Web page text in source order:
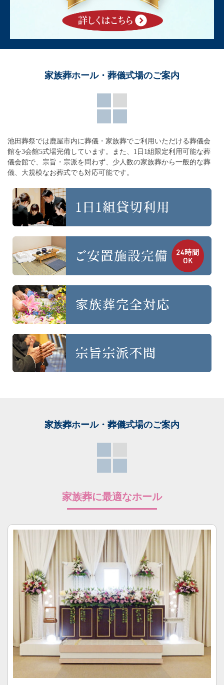
家族葬ホール・葬儀式場のご案内
池田葬祭では鹿屋市内に葬儀・家族葬でご利用いただける葬儀会
館を3会館5式場完備しています。
また、1日1組限定利用可能な葬
儀会館で、宗旨・宗派を問わず、 少人数の家族葬から一般的な葬
儀、大規模なお葬式でも対応可能です。
家族葬ホール・葬儀式場のご案内
家族葬に最適なホール